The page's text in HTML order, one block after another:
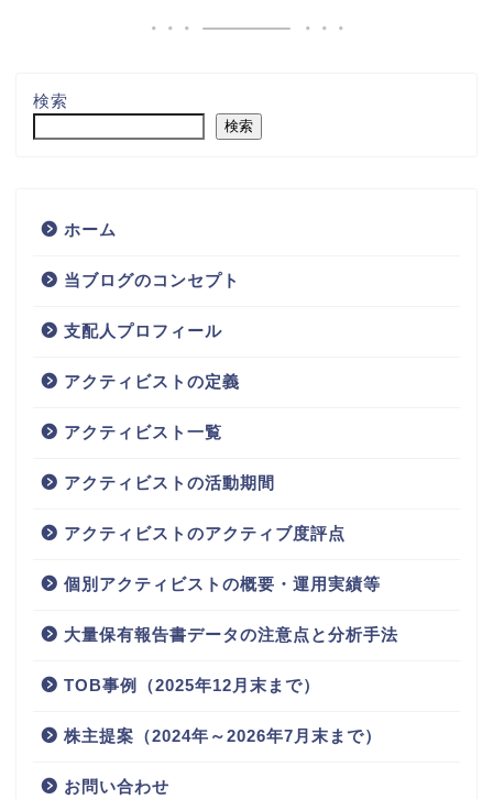
検索
検索
ホーム
当ブログのコンセプト
支配人プロフィール
アクティビストの定義
アクティビスト一覧
アクティビストの活動期間
アクティビストのアクティブ度評点
個別アクティビストの概要・運用実績等
大量保有報告書データの注意点と分析手法
TOB事例（2025年12月末まで）
株主提案（2024年～2026年7月末まで）
お問い合わせ